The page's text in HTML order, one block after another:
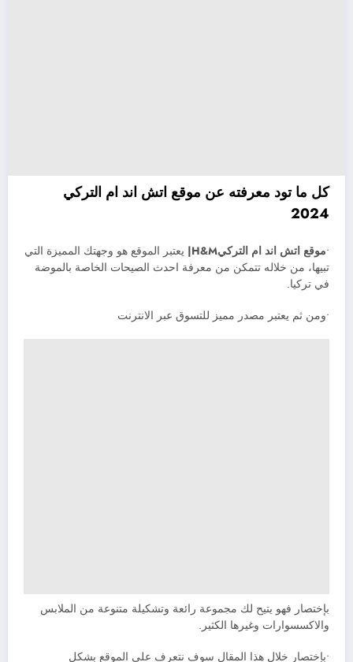
كل ما تود معرفته عن موقع اتش اند ام التركي
2024
•موقع اتش اند ام التركيH&M|
يعتبر الموقع هو وجهتك المميزة التي
تبيها، من خلاله تتمكن من معرفة احدث الصيحات الخاصة بالموضة
في تركيا.
•ومن ثم يعتبر مصدر مميز للتسوق عبر الانترنت
بإختصار فهو يتيح لك مجموعة رائعة وتشكيلة متنوعة من الملابس
والاكسسوارات وغيرها الكثير.
•بإختصار خلال هذا المقال سوف نتعرف علي الموقع بشكل